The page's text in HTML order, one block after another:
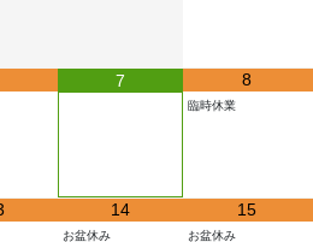
7 8
臨時休業
14
お盆休み
15
お盆休み